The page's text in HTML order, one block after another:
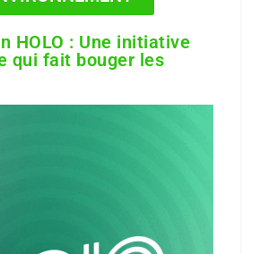
HOLO : Une initiative
qui fait bouger les